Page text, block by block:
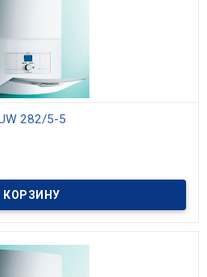
282/5-5
32 и 36 кВт. Средний КПД 93%.
горячей воды. Модулирующая
от 30% до 100%. Встроенное
воды